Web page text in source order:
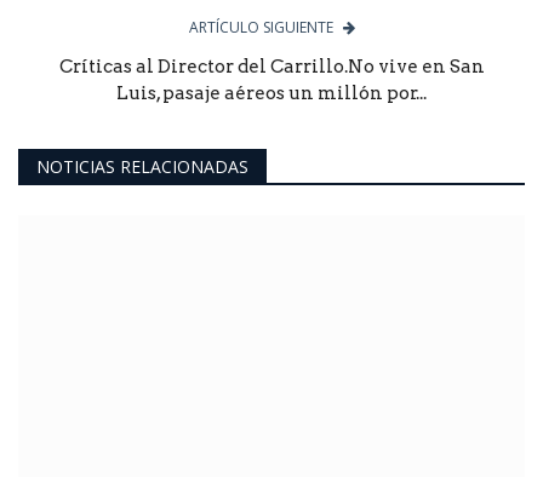
ARTÍCULO SIGUIENTE
Críticas al Director del Carrillo.No vive en San
Luis, pasaje aéreos un millón por...
NOTICIAS RELACIONADAS